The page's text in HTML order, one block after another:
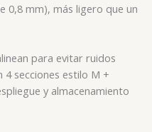
0,8 mm), más ligero que un
para evitar ruidos
secciones estilo M +
y almacenamiento